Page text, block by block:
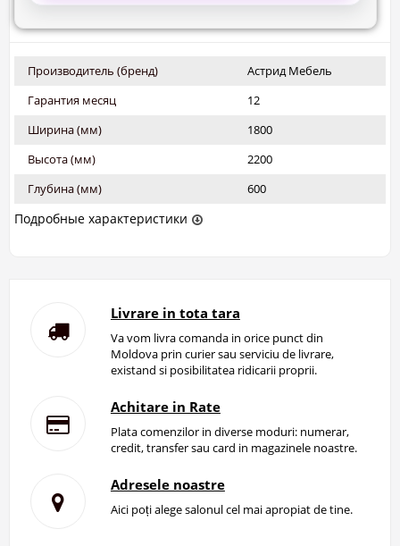
Производитель (бренд)
Астрид Мебель
Гарантия месяц
12
Ширина (мм)
1800
Высота (мм)
2200
Глубина (мм)
600
Подробные характеристики
Livrare in tota tara
Va vom livra comanda in orice punct din
Moldova prin curier sau serviciu de livrare,
existand si posibilitatea ridicarii proprii.
Achitare in Rate
Plata comenzilor in diverse moduri: numerar,
credit, transfer sau card in magazinele noastre.
Adresele noastre
Aici poți alege salonul cel mai apropiat de tine.